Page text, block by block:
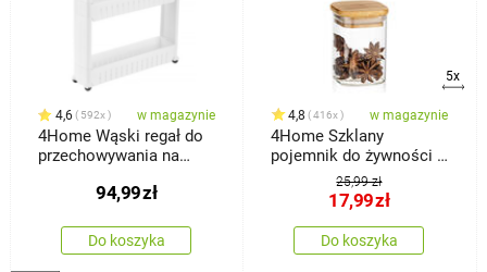
4,6 592x w magazynie
4Home Wąski regał do
przechowywania na
94,99zł
Do koszyka
5x
4,8 416x w magazynie
4Home Szklany
pojemnik do żywności z
wiekiem Bamboo, 170
25,99 zł
17,99zł
Do koszyka